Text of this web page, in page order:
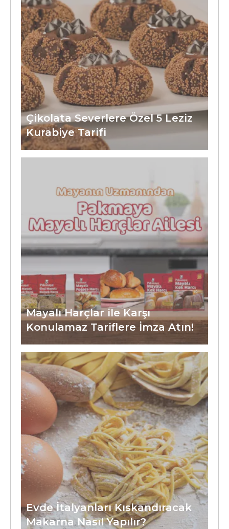
Çikolata Severlere Özel 5 Leziz
Kurabiye Tarifi
Mayalı Harçlar ile Karşı
Konulamaz Tariflere İmza Atın!
Evde İtalyanları Kıskandıracak
Makarna Nasıl Yapılır?